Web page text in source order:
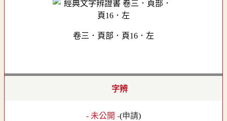
卷三．頁部．頁16．左
字辨
- 未公開 -(申請)